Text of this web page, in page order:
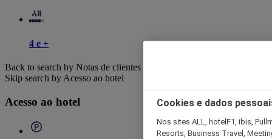
4 e +
Back to search by Notas de clientes
Skip search by Acesso ao hotel
Acesso ao hotel Cookies e dados
Nos sites ALL, hotelF1, ibis,
Resorts, Business Travel,